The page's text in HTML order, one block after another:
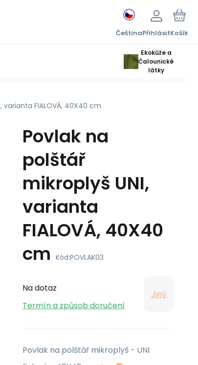
ČeštinaPřihlásitKošík
Ekokůže a
Čalounické
látky
varianta FIALOVÁ, 40X40 cm
Povlak na
polštář
mikroplyš UNI,
varianta
FIALOVÁ, 40X40
cm Kód:POVLAK03
Na dotaz
Termín a způsob doručení
Jiný
Povlak na polštář mikroplyš - UNI